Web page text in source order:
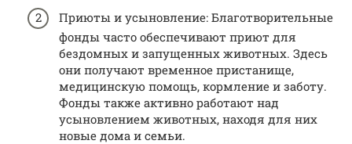
Приюты и усыновление: Благотворительные
фонды часто обеспечивают приют для
бездомных и запущенных животных. Здесь
они получают временное пристанище,
медицинскую помощь, кормление и заботу.
Фонды также активно работают над
усыновлением животных, находя для них
новые дома и семьи.